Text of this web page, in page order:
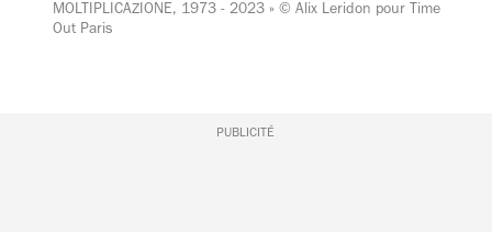
MOLTIPLICAZIONE, 1973 - 2023 » © Alix Leridon pour Time
Out Paris
PUBLICITÉ